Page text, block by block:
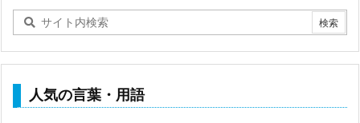
人気の言葉・用語